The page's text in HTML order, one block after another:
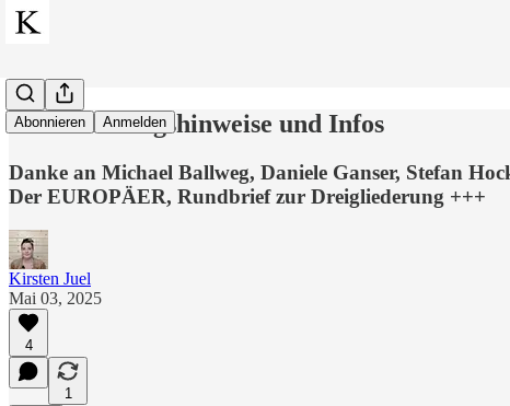
Abonnieren Anmelden
Veranstaltungshinweise und Infos
Danke an Michael Ballweg, Daniele Ganser, Stefan
Der EUROPÄER, Rundbrief zur Dreigliederung +++
Kirsten Juel
Mai 03, 2025
4
1